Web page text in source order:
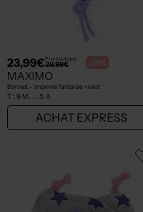
23,99€Prix boutique :
29,99€ -20%
MAXIMO
Bonnet - Imprimé fantaisie violet
T : 9 M, ... 5 A
ACHAT EXPRESS